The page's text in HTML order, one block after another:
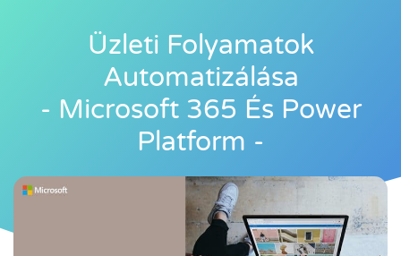
Üzleti Folyamatok
Automatizálása
- Microsoft 365 És Power
Platform -